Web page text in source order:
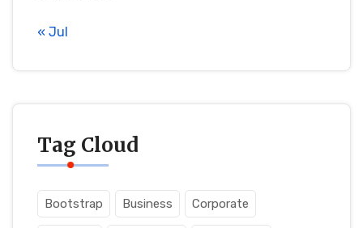
« Jul
Tag Cloud
Bootstrap Business Corporate